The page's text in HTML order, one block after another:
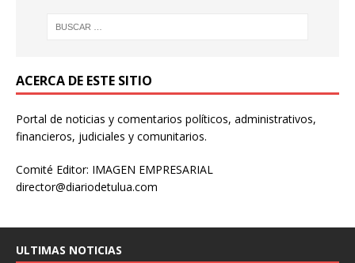
ACERCA DE ESTE SITIO
Portal de noticias y comentarios políticos, administrativos,
financieros, judiciales y comunitarios.
Comité Editor: IMAGEN EMPRESARIAL
director@diariodetulua.com
ULTIMAS NOTICIAS